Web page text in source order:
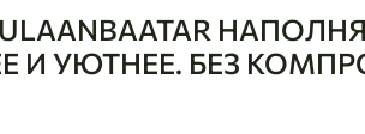
И УЮТНЕЕ. БЕЗ